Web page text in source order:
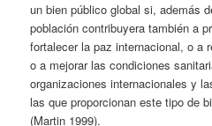
un bien público global si, además
población contribuyera también a
fortalecer la paz internacional, o a
o a mejorar las condiciones
organizaciones internacionales y
las que proporcionan este tipo de
(Martin 1999).